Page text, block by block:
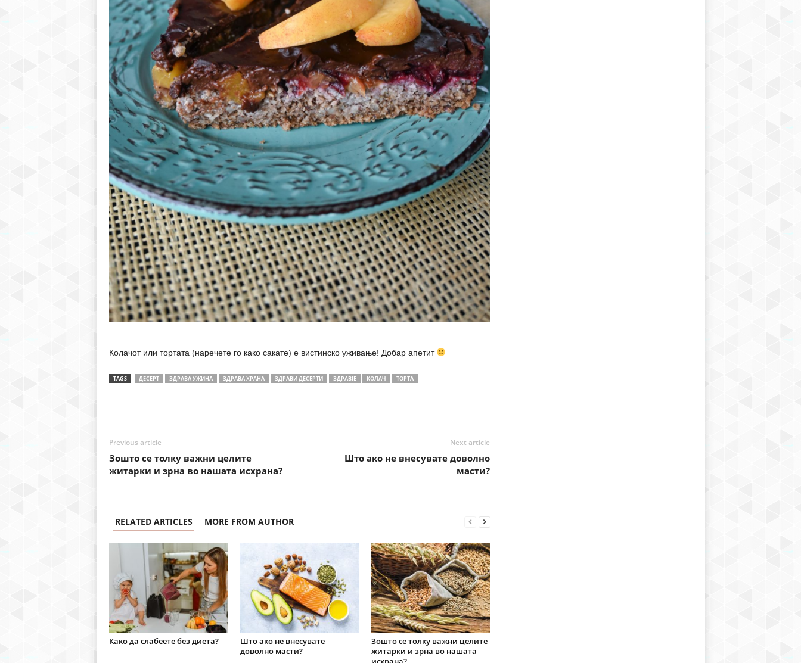
Колачот или тортата (наречете го како сакате) е вистинско уживање! Добар апетит
TAGS ДЕСЕРТ ЗДРАВА УЖИНА ЗДРАВА ХРАНА ЗДРАВИ ДЕСЕРТИ ЗДРАВЈЕ КОЛАЧ ТОРТА
Previous article
Зошто се толку важни целите
житарки и зрна во нашата исхрана?
Next article
Што ако не внесувате доволно
масти?
RELATED ARTICLES MORE FROM AUTHOR
Како да слабеете без диета?
Што ако не внесувате
доволно масти?
Зошто се толку важни целите
житарки и зрна во нашата